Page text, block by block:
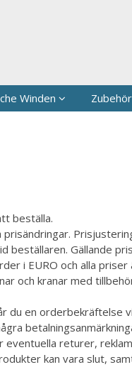
Winden
beställa.
beställaren. Gällande
i EURO och alla priser
och kranar med
du en
eventuella returer,
kan vara slut,